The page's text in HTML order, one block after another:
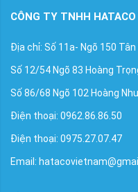
CÔNG TY TNHH
Địa chỉ: Số 11a- Ngõ 150
Số 12/54 Ngõ 83 Hoàng
Số 86/68 Ngõ 102 Hoàng
Điện thoại: 0962.86.86.50
Điện thoại: 0975.27.07.47
Email: